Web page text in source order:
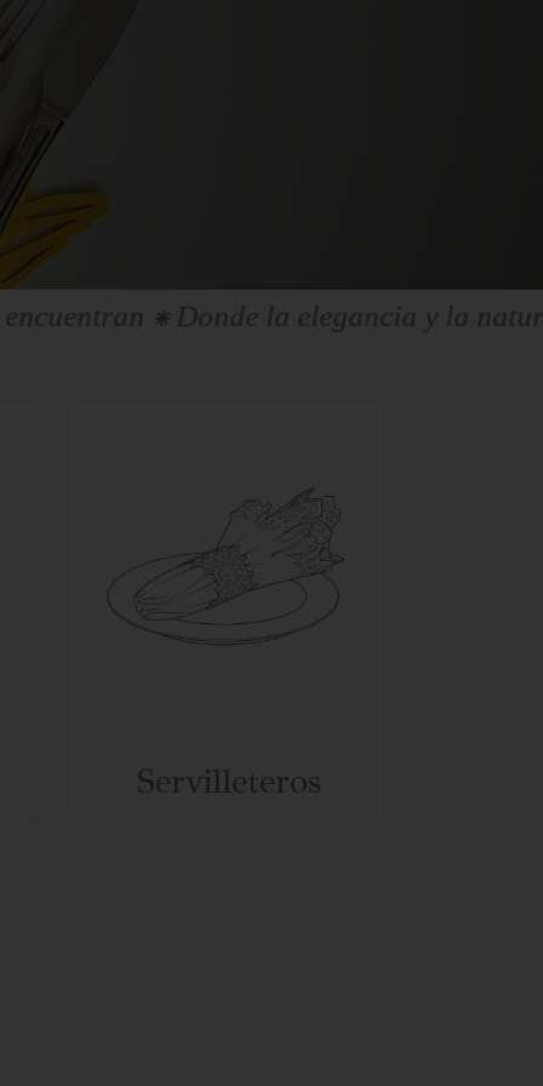
y la naturaleza se
Servilleteros